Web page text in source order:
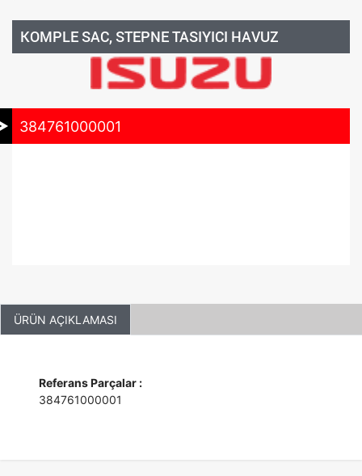
KOMPLE SAC, STEPNE TASIYICI HAVUZ
384761000001
ÜRÜN AÇIKLAMASI
Referans Parçalar :
384761000001